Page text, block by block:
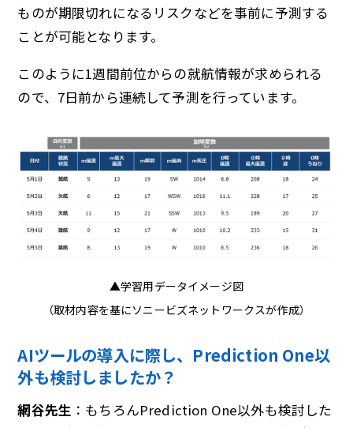
ものが期限切れになるリスクなどを事前に予測する
ことが可能となります。
このように1週間前位からの就航情報が求められる
ので、7日前から連続して予測を行っています。
▲学習用データイメージ図
（取材内容を基にソニービズネットワークスが作成）
AIツールの導入に際し、Prediction One以
外も検討しましたか？
網谷先生 ：もちろんPrediction One以外も検討した